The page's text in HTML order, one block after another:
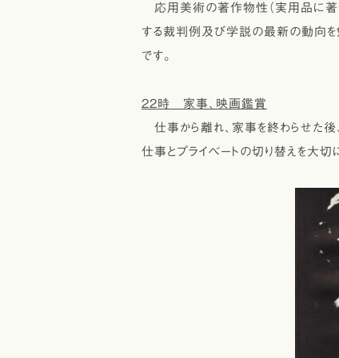
応用美術の著作物性（実用品に著
する裁判例及び学説の最新の動向を
です。
22時 家事、映画鑑賞
仕事から離れ、家事を終わらせた後、
仕事とプライベートの切り替えを大切